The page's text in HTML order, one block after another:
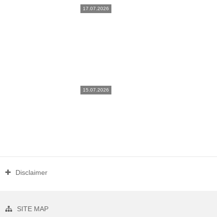
17.07.2026
15.07.2026
Disclaimer
SITE MAP